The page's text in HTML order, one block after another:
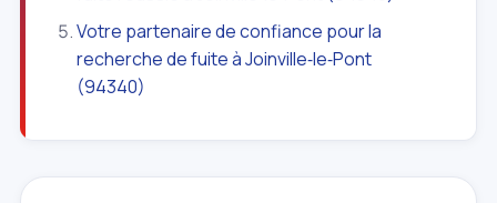
Votre partenaire de confiance pour la
recherche de fuite à Joinville‑le‑Pont
(94340)